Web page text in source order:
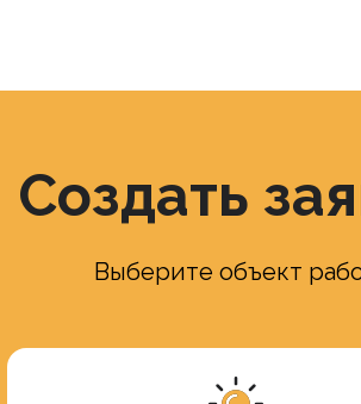
Создать
Выберите объект